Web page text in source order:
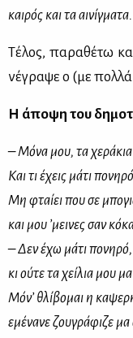
καιρός και τα αινίγματα.
Τέ­λος, πα­ρα­θέ­τω
νέ­γρα­ψε ο (με
Η άποψη του
– Μόνα μου, τα χεράκια
Και τι έχεις μάτι
Μη φταίει που σε
και μου ’μεινες σαν
– Δεν έχω μάτι
κι ούτε τα χείλια μου
Μόν’ θλίβομαι η
εμένανε ζουγράφιζε